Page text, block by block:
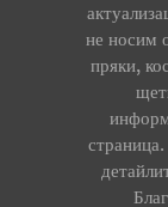
не носим
пряки,